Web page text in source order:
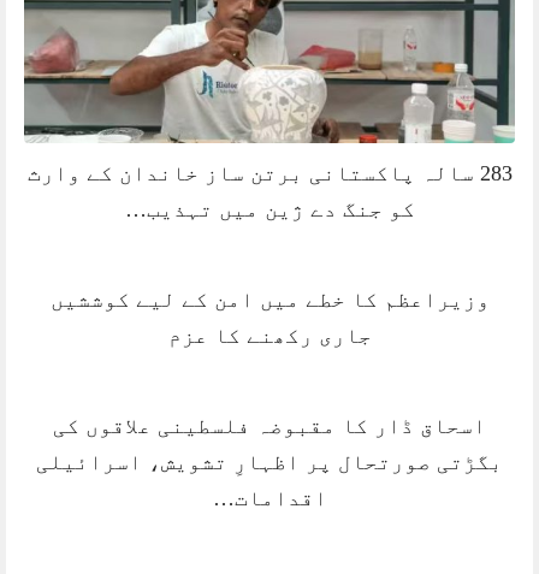
283 سالہ پاکستانی برتن ساز خاندان کے وارث
کو جنگ دے ژین میں تہذیب…
وزیراعظم کا خطے میں امن کے لیے کوششیں
جاری رکھنے کا عزم
اسحاق ڈار کا مقبوضہ فلسطینی علاقوں کی
بگڑتی صورتحال پر اظہارِ تشویش، اسرائیلی
اقدامات…